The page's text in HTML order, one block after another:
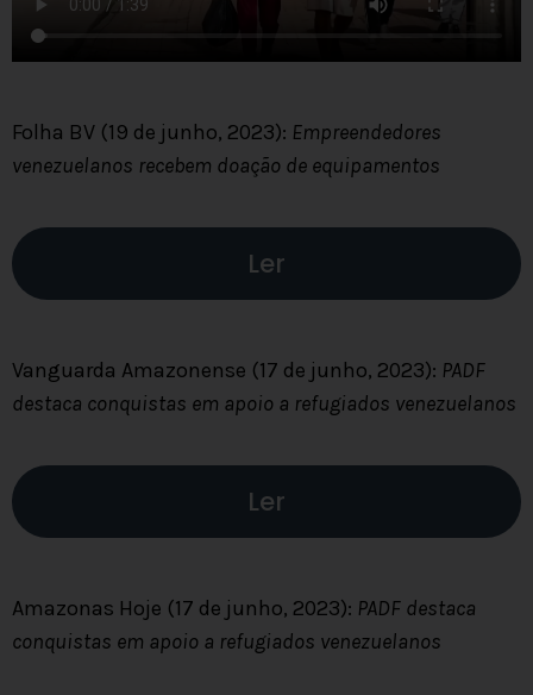
Folha BV (19 de junho, 2023): Empreendedores
venezuelanos recebem doação de equipamentos
Ler
Vanguarda Amazonense (17 de junho, 2023): PADF
destaca conquistas em apoio a refugiados venezuelanos
Ler
Amazonas Hoje (17 de junho, 2023): PADF destaca
conquistas em apoio a refugiados venezuelanos